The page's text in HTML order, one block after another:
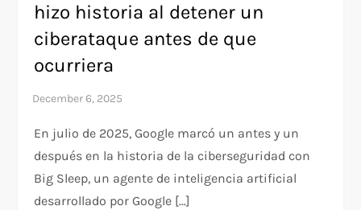
hizo historia al detener un
ciberataque antes de que
ocurriera
En julio de 2025, Google marcó un antes y un
después en la historia de la ciberseguridad con
Big Sleep, un agente de inteligencia artificial
desarrollado por Google […]